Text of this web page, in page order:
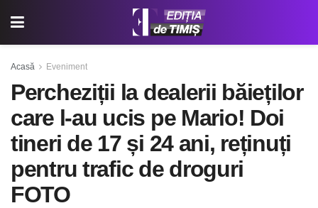
Acasă Eveniment
Percheziții la dealerii băieților
care l-au ucis pe Mario! Doi
tineri de 17 și 24 ani, reținuți
pentru trafic de droguri
FOTO